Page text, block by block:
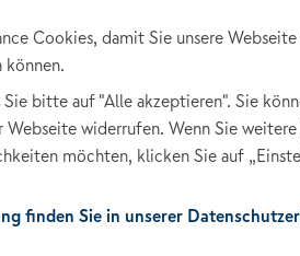
Harald Rosenberger,
sind laut Umfrage sehr zufrieden
die höchste
e. V. konnte ihre Position festigen
Cookies, damit Sie unsere
können.
bitte auf "Alle akzeptieren". Sie
widerrufen. Wenn Sie
möchten, klicken Sie auf
finden Sie in unserer